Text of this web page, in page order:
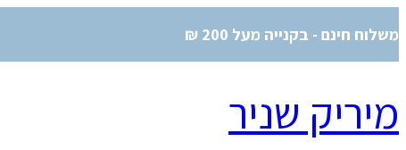
משלוח חינם - בקנייה מעל 200 ₪
מיריק שניר